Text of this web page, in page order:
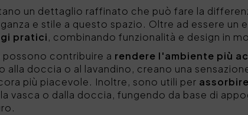
un dettaglio raffinato che può fare la
e stile a questo spazio. Oltre ad essere un
pratici, combinando funzionalità e design in
contribuire a rendere l'ambiente più
doccia o al lavandino, creano una
più piacevole. Inoltre, sono utili per
vasca o dalla doccia, fungendo da base di